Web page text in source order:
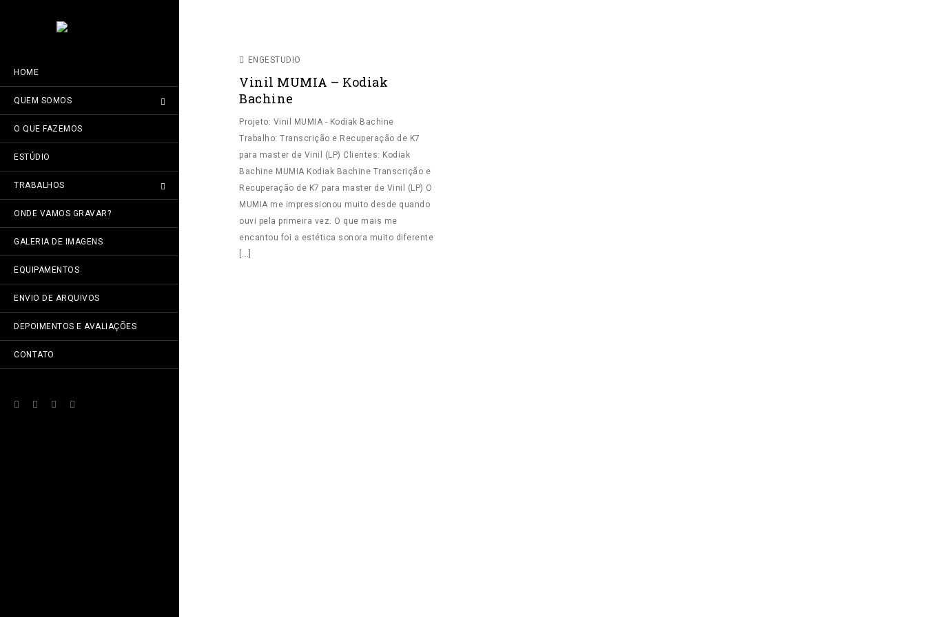
HOME
QUEM SOMOS
O QUE FAZEMOS
ESTÚDIO
TRABALHOS
ONDE VAMOS GRAVAR?
GALERIA DE IMAGENS
EQUIPAMENTOS
ENVIO DE ARQUIVOS
DEPOIMENTOS E AVALIAÇÕES
CONTATO
ENGESTUDIO
Vinil MUMIA – Kodiak
Bachine
Projeto: Vinil MUMIA - Kodiak Bachine
Trabalho: Transcrição e Recuperação de K7
para master de Vinil (LP) Clientes: Kodiak
Bachine MUMIA Kodiak Bachine Transcrição e
Recuperação de K7 para master de Vinil (LP) O
MUMIA me impressionou muito desde quando
ouvi pela primeira vez. O que mais me
encantou foi a estética sonora muito diferente
[...]